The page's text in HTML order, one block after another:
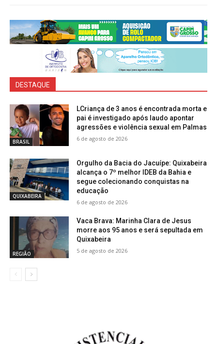
DESTAQUE
BRASIL
LCriança de 3 anos é encontrada morta e
pai é investigado após laudo apontar
agressões e violência sexual em Palmas
6 de agosto de 2026
QUIXABEIRA
Orgulho da Bacia do Jacuípe: Quixabeira
alcança o 7º melhor IDEB da Bahia e
segue colecionando conquistas na
educação
6 de agosto de 2026
REGIÃO
Vaca Brava: Marinha Clara de Jesus
morre aos 95 anos e será sepultada em
Quixabeira
5 de agosto de 2026